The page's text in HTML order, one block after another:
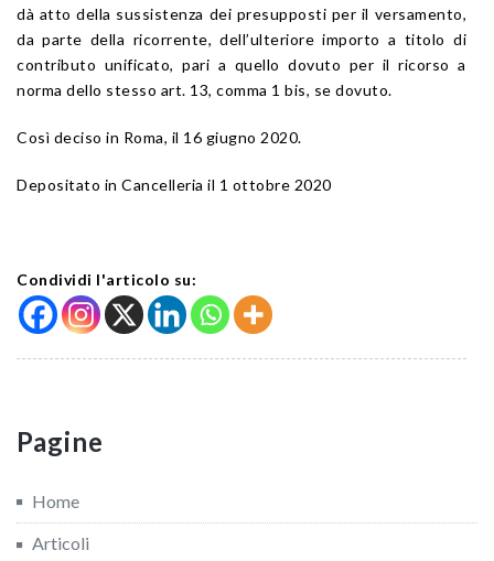
dà atto della sussistenza dei presupposti per il versamento,
da parte della ricorrente, dell’ulteriore importo a titolo di
contributo unificato, pari a quello dovuto per il ricorso a
norma dello stesso art. 13, comma 1 bis, se dovuto.
Così deciso in Roma, il 16 giugno 2020.
Depositato in Cancelleria il 1 ottobre 2020
Condividi l'articolo su:
Pagine
Home
Articoli